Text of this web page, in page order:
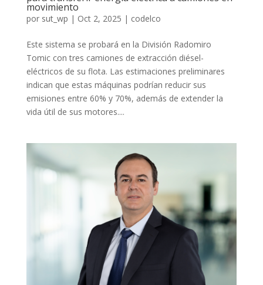
movimiento
por sut_wp | Oct 2, 2025 | codelco
Este sistema se probará en la División Radomiro
Tomic con tres camiones de extracción diésel-
eléctricos de su flota. Las estimaciones preliminares
indican que estas máquinas podrían reducir sus
emisiones entre 60% y 70%, además de extender la
vida útil de sus motores....